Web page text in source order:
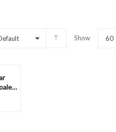
Show 60